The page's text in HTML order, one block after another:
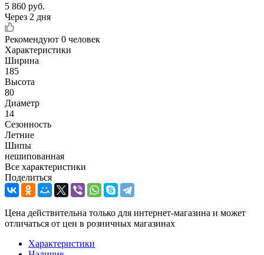
5 860 руб.
Через 2 дня
Рекомендуют 0 человек
Характеристики
Ширина
185
Высота
80
Диаметр
14
Сезонность
Летние
Шипы
нешипованная
Все характеристики
Поделиться
Цена действительна только для интернет-магазина и может
отличаться от цен в розничных магазинах
Характеристики